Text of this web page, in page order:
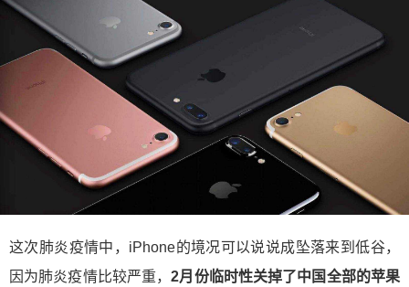
这次肺炎疫情中，iPhone的境况可以说说成坠落来到低谷，
因为肺炎疫情比较严重，2月份临时性关掉了中国全部的苹果